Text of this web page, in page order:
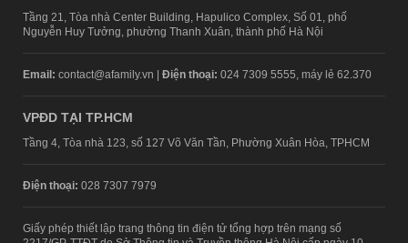
Tầng 21, Tòa nhà Center Building, Hapulico Complex, Số 01, phố
Nguyễn Huy Tưởng, phường Thanh Xuân, thành phố Hà Nội
Email: contact@afamily.vn | Điện thoại: 024 7309 5555, máy lẻ 62.370
VPĐD TẠI TP.HCM
Tầng 4, Tòa nhà 123, số 127 Võ Văn Tần, Phường Xuân Hòa, TPHCM
Điện thoại: 028 7307 7979
Giấy phép thiết lập trang thông tin điện tử tổng hợp trên mạng số